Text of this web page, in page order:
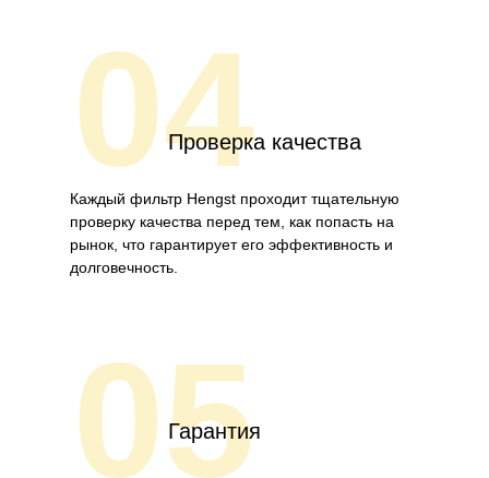
04Проверка качества
Каждый фильтр Hengst проходит тщательную
проверку качества перед тем, как попасть на
рынок, что гарантирует его эффективность и
долговечность.
05
Гарантия